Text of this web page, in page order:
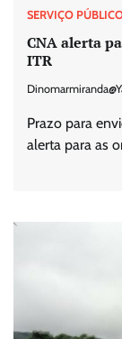
SERVIÇO
CNA alerta
ITR
Prazo para
alerta para as